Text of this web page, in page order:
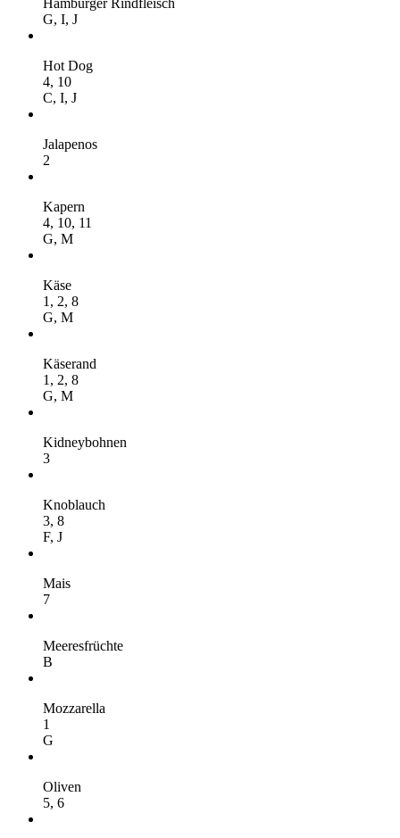
Hamburger Rindfleisch
G, I, J
Hot Dog
4, 10
C, I, J
Jalapenos
2
Kapern
4, 10, 11
G, M
Käse
1, 2, 8
G, M
Käserand
1, 2, 8
G, M
Kidneybohnen
3
Knoblauch
3, 8
F, J
Mais
7
Meeresfrüchte
B
Mozzarella
1
G
Oliven
5, 6